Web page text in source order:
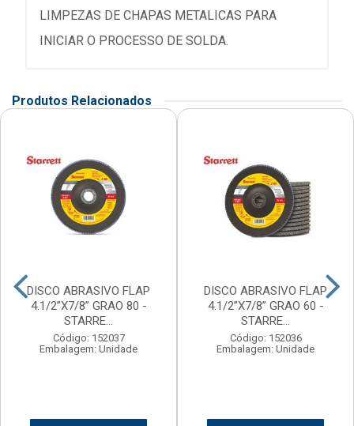
LIMPEZAS DE CHAPAS METALICAS PARA
INICIAR O PROCESSO DE SOLDA.
Produtos Relacionados
DISCO ABRASIVO FLAP
4.1/2”X7/8” GRAO 80 -
STARRE...
Código: 152037
Embalagem: Unidade
DISCO ABRASIVO FLAP
4.1/2”X7/8” GRAO 60 -
STARRE...
Código: 152036
Embalagem: Unidade